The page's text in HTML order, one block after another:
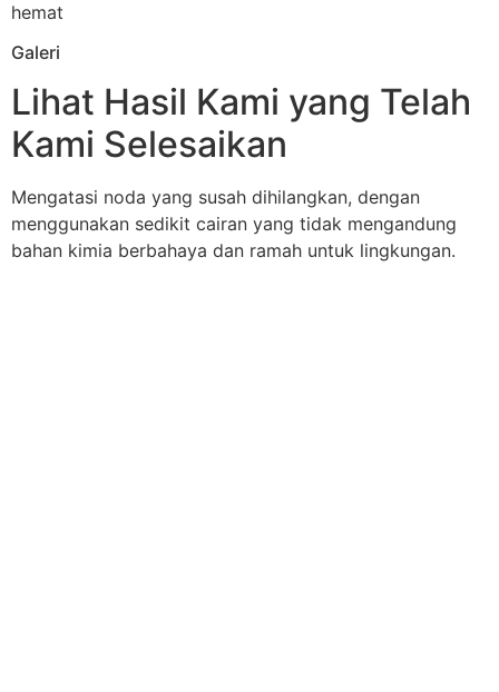
hemat
Galeri
Lihat Hasil Kami yang Telah
Kami Selesaikan
Mengatasi noda yang susah dihilangkan, dengan
menggunakan sedikit cairan yang tidak mengandung
bahan kimia berbahaya dan ramah untuk lingkungan.